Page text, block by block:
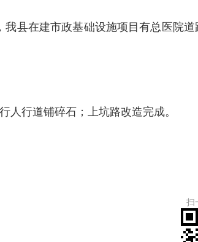
县在建市政基础设施项目有总医院道
行道铺碎石；上坑路改造完成。
扫